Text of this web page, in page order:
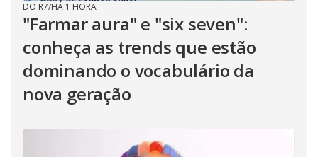
DO R7/HÁ 1 HORA
"Farmar aura" e "six seven":
conheça as trends que estão
dominando o vocabulário da
nova geração